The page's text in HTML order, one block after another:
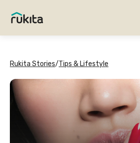
Rukita Stories/Tips & Lifestyle